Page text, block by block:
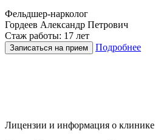
Фельдшер-нарколог
Гордеев Александр Петрович
Стаж работы: 17 лет
Записаться на прием Подробнее
Лицензии и информация о клинике